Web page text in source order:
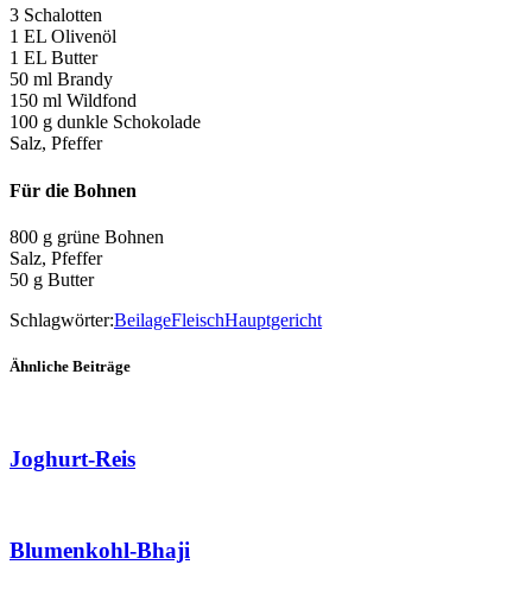
3 Schalotten
1 EL Olivenöl
1 EL Butter
50 ml Brandy
150 ml Wildfond
100 g dunkle Schokolade
Salz, Pfeffer
Für die Bohnen
800 g grüne Bohnen
Salz, Pfeffer
50 g Butter
Schlagwörter:BeilageFleischHauptgericht
Ähnliche Beiträge
Joghurt-Reis
Blumenkohl-Bhaji